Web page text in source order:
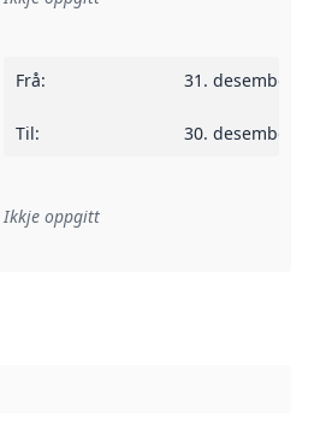
Frå: 31. desember
Til: 30. desember
til ei implementeringsregel eller
Ikkje oppgitt